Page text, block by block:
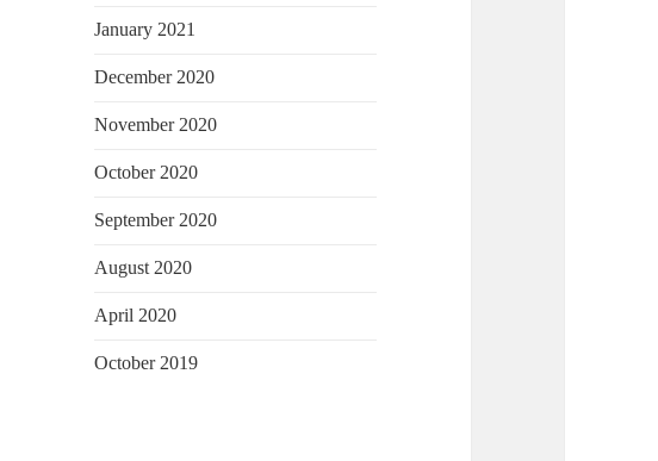
January 2021
December 2020
November 2020
October 2020
September 2020
August 2020
April 2020
October 2019